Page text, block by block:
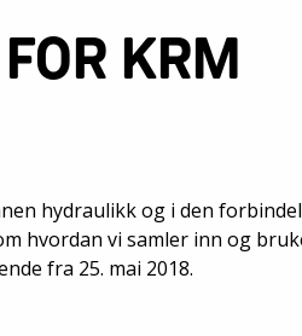
KRM
hydraulikk og i den
hvordan vi samler inn og
fra 25. mai 2018.